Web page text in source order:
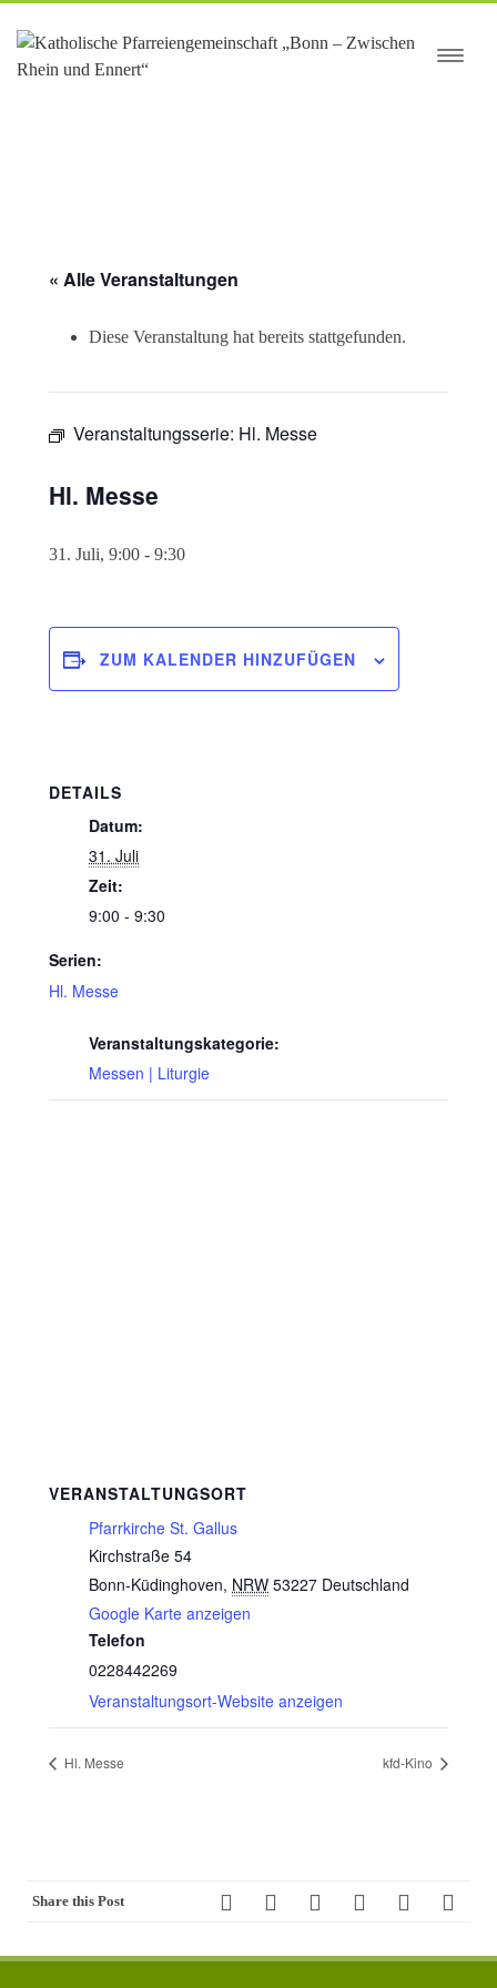
springen
« Alle Veranstaltungen
Diese Veranstaltung hat bereits stattgefunden.
Veranstaltungsserie: Hl. Messe
Hl. Messe
31. Juli, 9:00 - 9:30
ZUM KALENDER HINZUFÜGEN
DETAILS
Datum:
31. Juli
Zeit:
9:00 - 9:30
Serien:
Hl. Messe
Veranstaltungskategorie:
Messen | Liturgie
VERANSTALTUNGSORT
Pfarrkirche St. Gallus
Kirchstraße 54
Bonn-Küdinghoven, NRW 53227 Deutschland
Google Karte anzeigen
Telefon
0228442269
Veranstaltungsort-Website anzeigen
Hl. Messe kfd-Kino
Share this Post